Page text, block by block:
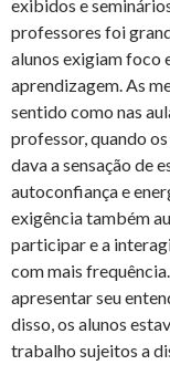
exibidos e
professores foi
alunos exigiam foco
aprendizagem. As
sentido como nas
professor, quando
dava a sensação de
autoconfiança e
exigência também
participar e a
com mais
apresentar seu
disso, os alunos
trabalho sujeitos a